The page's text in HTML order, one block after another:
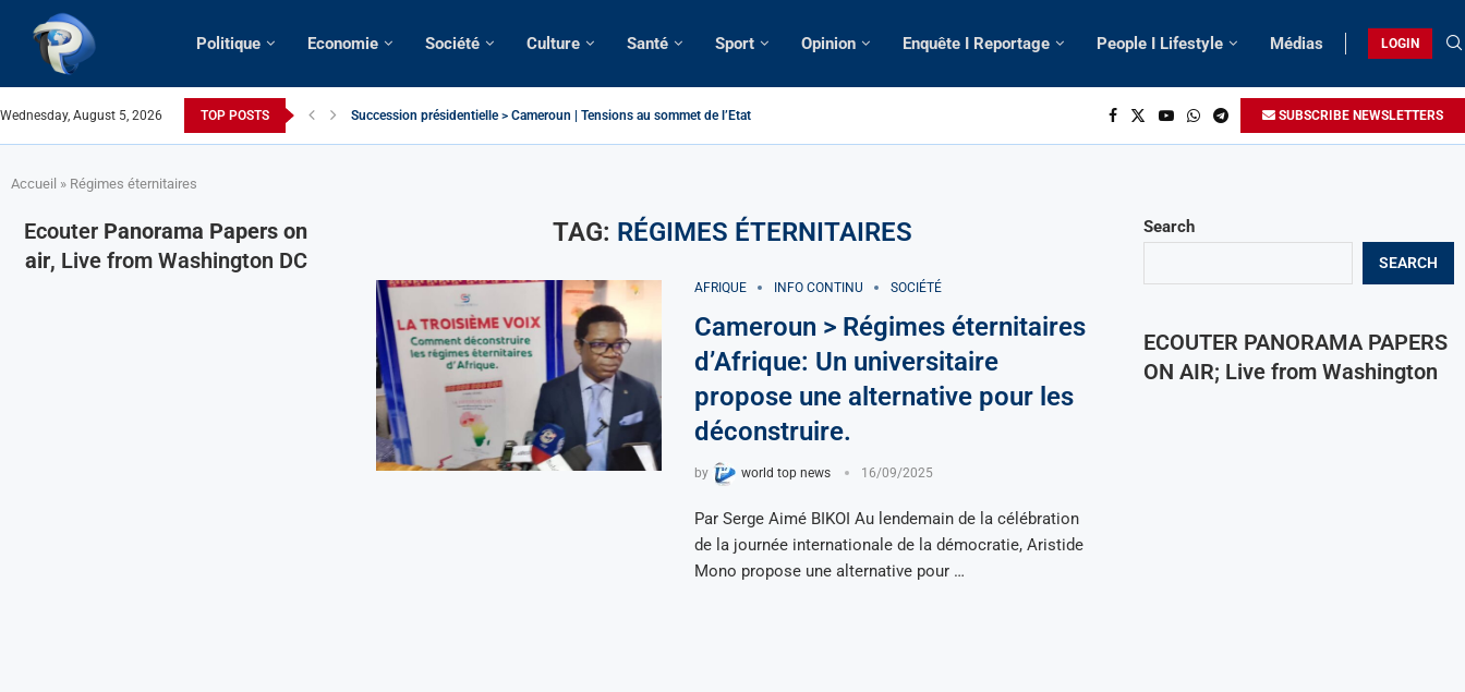
Politique Economie Société Culture Santé Sport Opinion Enquête I Reportage People I Lifestyle Médias LOGIN
Wednesday, August 5, 2026 TOP POSTS Succession présidentielle > Cameroun | Tensions au sommet de l’Etat: Le... SUBSCRIBE NEWSLETTERS
Accueil » Régimes éternitaires
TAG: RÉGIMES ÉTERNITAIRES
AFRIQUE INFO CONTINU SOCIÉTÉ
Cameroun > Régimes éternitaires
d’Afrique: Un universitaire
propose une alternative pour les
déconstruire.
by world top news 16/09/2025
Par Serge Aimé BIKOI Au lendemain de la célébration
de la journée internationale de la démocratie, Aristide
Mono propose une alternative pour …
Search
SEARCH
ECOUTER PANORAMA PAPERS
ON AIR; Live from Washington
Ecouter Panorama Papers on
air, Live from Washington DC